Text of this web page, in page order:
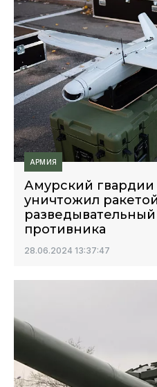
АРМИЯ
Амурский гвардии
уничтожил ракетой
противника
28.06.2024 13:37:47